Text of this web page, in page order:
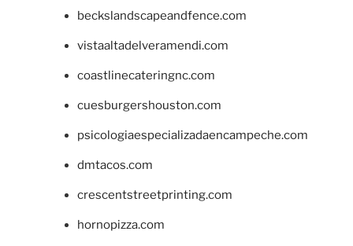
beckslandscapeandfence.com
vistaaltadelveramendi.com
coastlinecateringnc.com
cuesburgershouston.com
psicologiaespecializadaencampeche.com
dmtacos.com
crescentstreetprinting.com
hornopizza.com